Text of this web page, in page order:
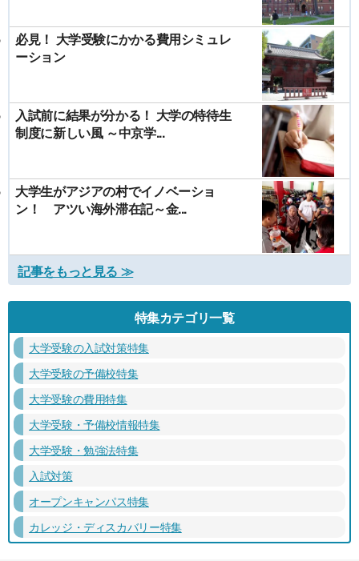
必見！ 大学受験にかかる費用シミュレ
ーション
入試前に結果が分かる！ 大学の特待生
制度に新しい風 ～中京学...
大学生がアジアの村でイノベーショ
ン！ アツい海外滞在記～金...
記事をもっと見る ≫
特集カテゴリ一覧
大学受験の入試対策特集
大学受験の予備校特集
大学受験の費用特集
大学受験・予備校情報特集
大学受験・勉強法特集
入試対策
オープンキャンパス特集
カレッジ・ディスカバリー特集